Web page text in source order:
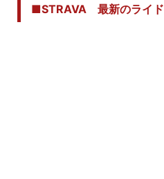
■STRAVA 最新のライド